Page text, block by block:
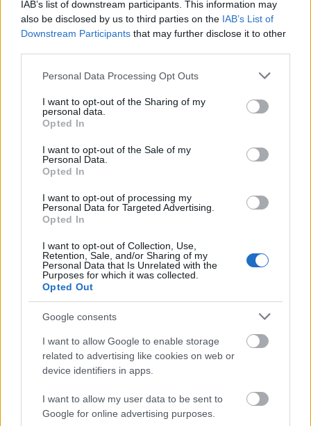
IAB’s list of downstream participants. This information may
also be disclosed by us to third parties on the IAB’s List of
Downstream Participants that may further disclose it to other
Please note that this website/app uses one or more Google
not limited to your visit or usage behaviour. You may click to
grant or deny consent to Google and its third-party tags to
use your data for below specified purposes in below Google
consent section.
Personal Data Processing Opt Outs
I want to opt-out of the Sharing of my
personal data.
Opted In
I want to opt-out of the Sale of my
Personal Data.
Opted In
I want to opt-out of processing my
Personal Data for Targeted Advertising.
Opted In
I want to opt-out of Collection, Use,
Retention, Sale, and/or Sharing of my
Personal Data that Is Unrelated with the
Purposes for which it was collected.
Opted Out
Google consents
I want to allow Google to enable storage
related to advertising like cookies on web or
device identifiers in apps.
I want to allow my user data to be sent to
Google for online advertising purposes.
το Κέντρο Πληροφόρησης Εργαζομένων και
Ανέργων της ΓΣΕΕ, ΚΕΠΕΑ/ ΓΣΕΕ
https://www.kepea.gr/
το Δίκτυο Υπηρεσιών Πληροφόρησης &
Συμβουλευτικής Εργαζομένων και Ανέργων του
Ινστιτούτου Εργασίας της ΓΣΕΕ
https://www.inegsee.gr/diktio-ipiresion-
anergon/
ΑΣΕΠ: Πιστοποίηση Αγγλικών σε
μόνο 2 ημέρες στα χέρια σας
ΑΣΕΠ: Εξ αποστάσεως η πιο Εύκολη
Πιστοποίηση Υπολογιστών σε 2